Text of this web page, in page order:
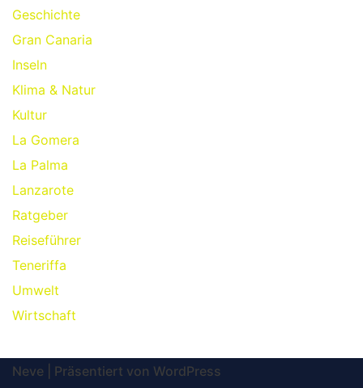
Geschichte
Gran Canaria
Inseln
Klima & Natur
Kultur
La Gomera
La Palma
Lanzarote
Ratgeber
Reiseführer
Teneriffa
Umwelt
Wirtschaft
Neve | Präsentiert von WordPress